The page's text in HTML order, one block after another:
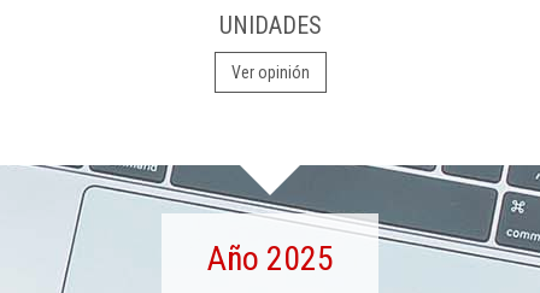
UNIDADES
Ver opinión
Año 2025